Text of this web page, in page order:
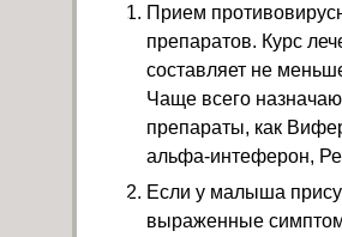
Прием
препаратов. Курс
составляет не
Чаще всего
препараты, как
альфа-интеферон,
Если у малыша
выраженные